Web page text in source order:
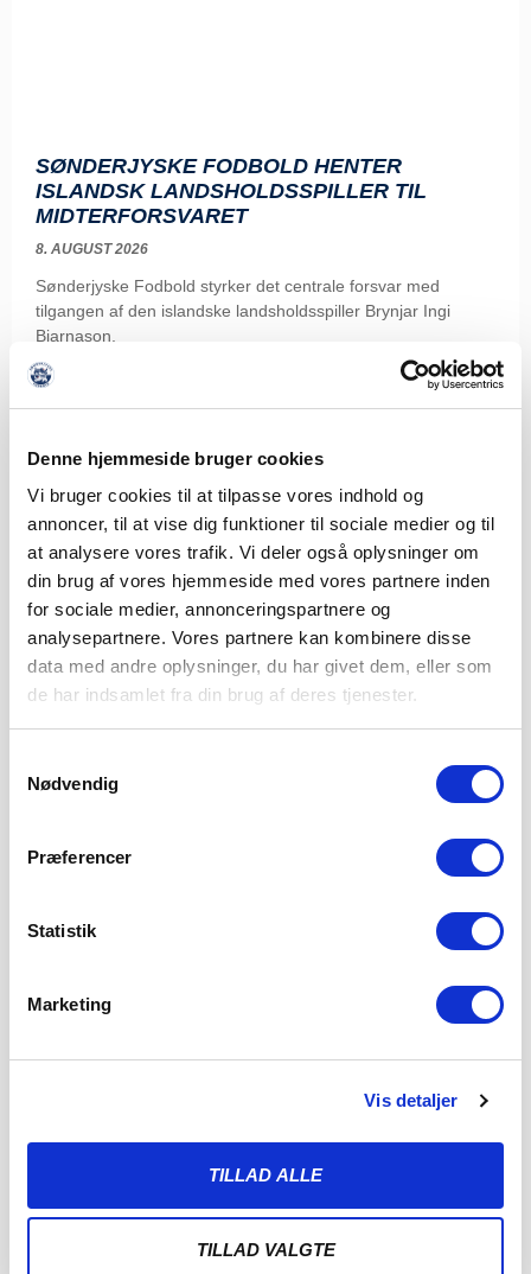
Denne hjemmeside bruger cookies
Vi bruger cookies til at tilpasse vores indhold og
annoncer, til at vise dig funktioner til sociale medier og til
at analysere vores trafik. Vi deler også oplysninger om
din brug af vores hjemmeside med vores partnere inden
for sociale medier, annonceringspartnere og
analysepartnere. Vores partnere kan kombinere disse
data med andre oplysninger, du har givet dem, eller som
de har indsamlet fra din brug af deres tjenester.
Nødvendig
Præferencer
Statistik
Marketing
Vis detaljer
TILLAD ALLE
TILLAD VALGTE
SØNDERJYSKE FODBOLD HENTER
ISLANDSK LANDSHOLDSSPILLER TIL
MIDTERFORSVARET
8. AUGUST 2026
Sønderjyske Fodbold styrker det centrale forsvar med
tilgangen af den islandske landsholdsspiller Brynjar Ingi
Bjarnason,
LÆS MERE
SØNDERJYSKE FODBOLD SÆLGER